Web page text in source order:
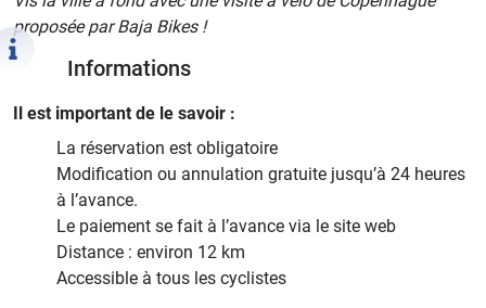
proposée par Baja Bikes !
Informations
Il est important de le savoir :
La réservation est obligatoire
Modification ou annulation gratuite jusqu’à 24 heures
à l’avance.
Le paiement se fait à l’avance via le site web
Distance : environ 12 km
Accessible à tous les cyclistes